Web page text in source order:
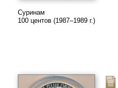
Суринам
100 центов (1987–1989 г.)